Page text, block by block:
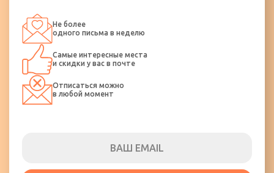
Не более
одного письма в неделю
Самые интересные места
и скидки у вас в почте
Отписаться можно
в любой момент